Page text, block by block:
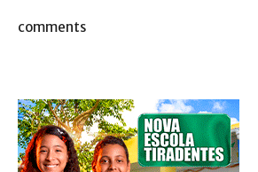
comments